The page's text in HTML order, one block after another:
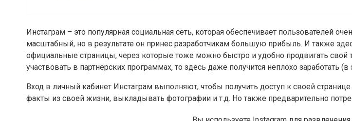
Инстаграм – это популярная социальная сеть, которая обеспечивает пользователей
масштабный, но в результате он принес разработчикам большую прибыль. И также
официальные страницы, через которые тоже можно быстро и удобно продвигать свой
участвовать в партнерских программах, то здесь даже получится неплохо заработать
Вход в личный кабинет Инстаграм выполняют, чтобы получить доступ к своей
факты из своей жизни, выкладывать фотографии и т.д. Но также предварительно